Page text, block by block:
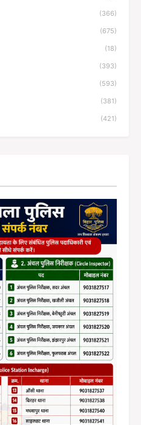
(366)
(675)
(18)
(393)
(593)
(381)
(421)